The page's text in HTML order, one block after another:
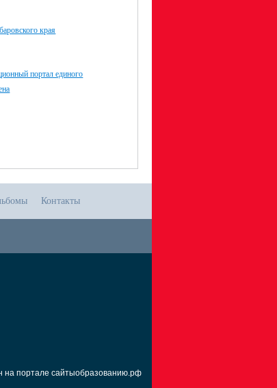
края
портал единого
Контакты
на портале сайтыобразованию.рф